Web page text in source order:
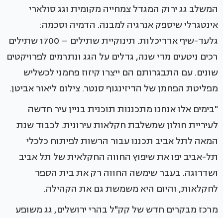
המשלב גג ירוק המגדל צמחייה מקומית וגג סולארי
אינטגרלי שיספק אנרגיה למבנה. הדמיה וסכמה:
גלעד-שיף אדריכלות. תינוקיית שתילים – 1700 שתילים
רכים ניטעים מדי שנה, גדלים על הגג ונתרמים לפרויקטים
שונים. עם התבגרותם הם ייצרו קיזוז פחמני לכשליש
מפליטת הפחמן של הדיזינגוף סנטר. צילום ליאור אביטן.
"בימים אלו אנחנו מתכננות תוכנית בניין עיר חדשה
לעיריית חולון שמשלבת חקלאות עירונית. לכבוד שנת
המאה לתל אביב תכננו עבור הרשות לפיתוח כלכלי
תל-אביב יפו את שיפוץ החווה החקלאית של תל אביב
ושדרוגה. בעבר שימשה החווה רק את בית הספר
לחקלאות, והיום היא משמשת גם את הקהילה.
מרכז מבקרים חדש של קק"ל בהרי ירושלים, גג משופע